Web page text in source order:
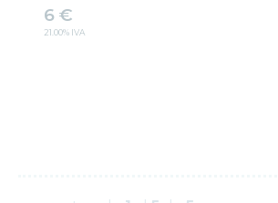
6 €
21.00% IVA